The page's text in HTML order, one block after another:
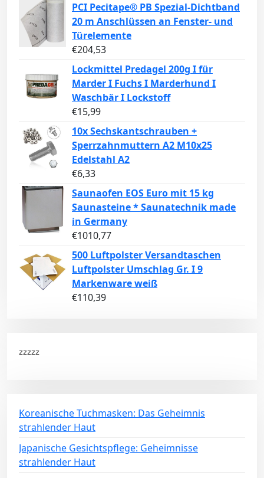
PCI Pecitape® PB Spezial-Dichtband
20 m Anschlüssen an Fenster- und
Türelemente
€204,53
Lockmittel Predagel 200g I für
Marder I Fuchs I Marderhund I
Waschbär I Lockstoff
€15,99
10x Sechskantschrauben +
Sperrzahnmuttern A2 M10x25
Edelstahl A2
€6,33
Saunaofen EOS Euro mit 15 kg
Saunasteine * Saunatechnik made
in Germany
€1010,77
500 Luftpolster Versandtaschen
Luftpolster Umschlag Gr. I 9
Markenware weiß
€110,39
zzzzz
Koreanische Tuchmasken: Das Geheimnis
strahlender Haut
Japanische Gesichtspflege: Geheimnisse
strahlender Haut